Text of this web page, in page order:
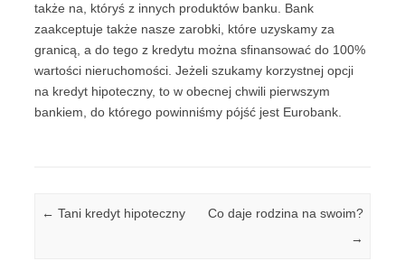
także na, któryś z innych produktów banku. Bank
zaakceptuje także nasze zarobki, które uzyskamy za
granicą, a do tego z kredytu można sfinansować do 100%
wartości nieruchomości. Jeżeli szukamy korzystnej opcji
na kredyt hipoteczny, to w obecnej chwili pierwszym
bankiem, do którego powinniśmy pójść jest Eurobank.
Post navigation
← Tani kredyt hipoteczny
Co daje rodzina na swoim?
→